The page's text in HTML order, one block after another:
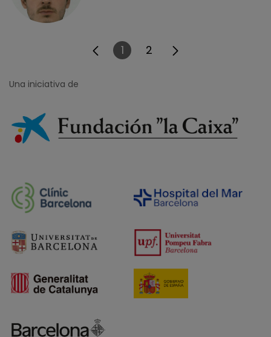
Página
1
Página
2
Una iniciativa de